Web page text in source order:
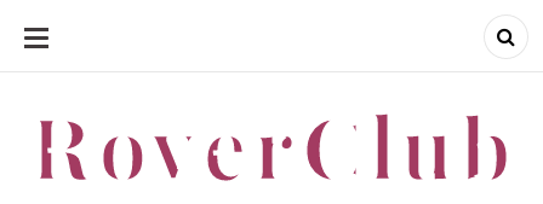
ALLER
CONTENU
RoverClub
RoverClub